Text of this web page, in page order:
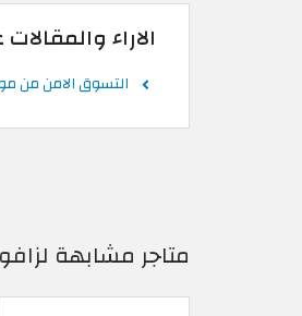
الاراء
التسوق الامن من
متاجر مشابهة